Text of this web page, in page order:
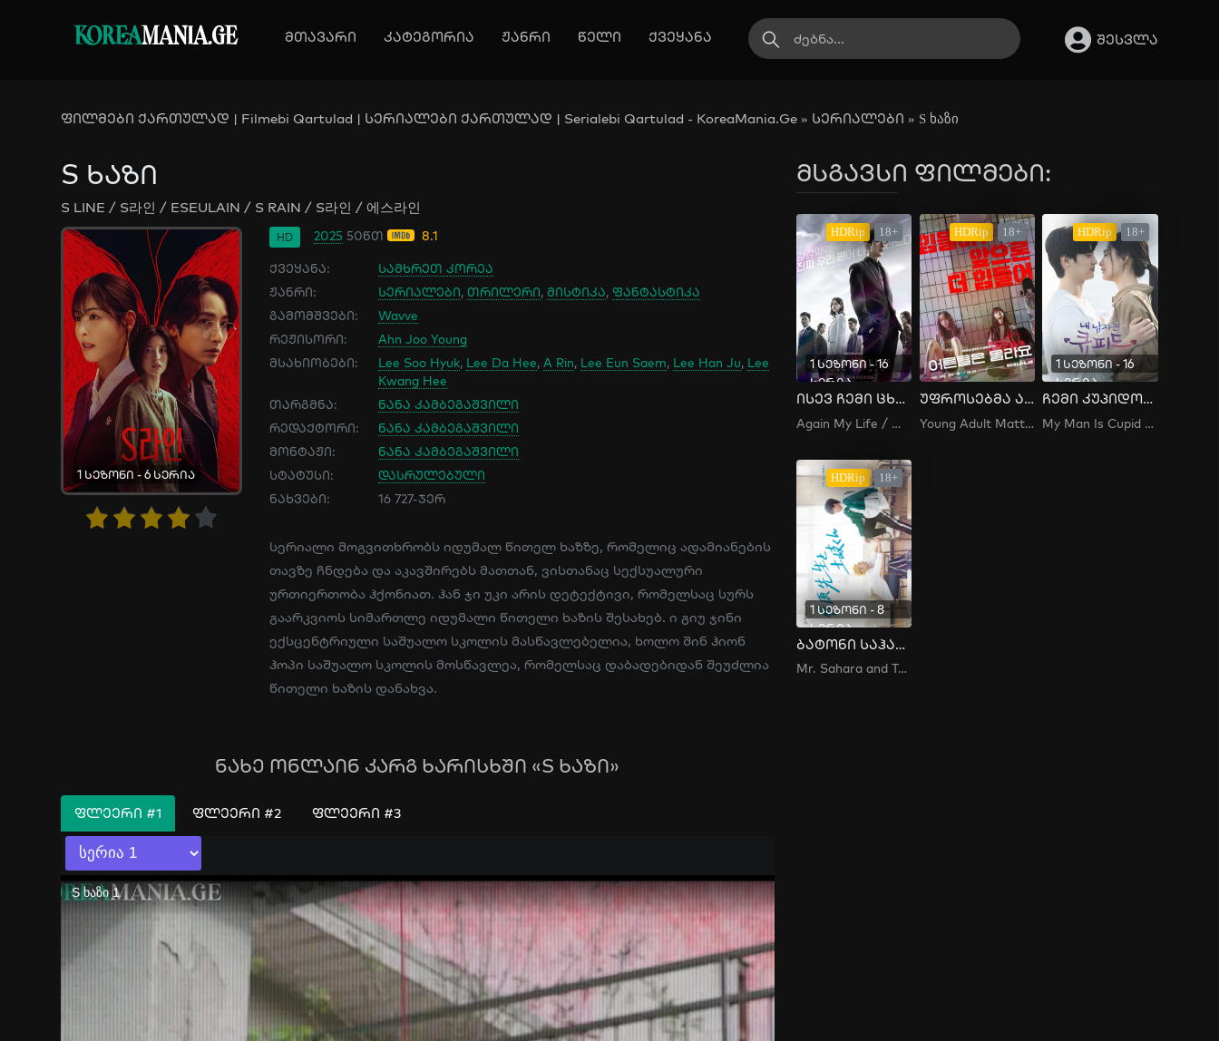
KOREAMANIA.GE მთავარი კატეგორია ჟანრი წელი ქვეყანა შესვლა
ფილმები ქართულად | Filmebi Qartulad | სერიალები ქართულად | Serialebi Qartulad - KoreaMania.Ge » სერიალები » S ხაზი
S ხაზი
S LINE / S라인 / ESEULAIN / S RAIN / S라인 / 에스라인
1 სეზონი - 6 სერია
2025 50წთ
HD 8.1
ქვეყანა:
სამხრეთ კორეა
ჟანრი:
სერიალები, თრილერი, მისტიკა, ფანტასტიკა
გამომშვები:
Wavve
რეჟისორი:
Ahn Joo Young
მსახიობები:
Lee Soo Hyuk, Lee Da Hee, A Rin, Lee Eun Saem, Lee Han Ju, Lee
Kwang Hee
თარგმნა:
ნანა კამბეგაშვილი
რედაქტორი:
ნანა კამბეგაშვილი
მონტაჟი:
ნანა კამბეგაშვილი
სტატუსი:
დასრულებული
ნახვები:
16 727-ჯერ
სერიალი მოგვითხრობს იდუმალ წითელ ხაზზე, რომელიც ადამიანების
თავზე ჩნდება და აკავშირებს მათთან, ვისთანაც სექსუალური
ურთიერთობა ჰქონიათ. ჰან ჯი უკი არის დეტექტივი, რომელსაც სურს
გაარკვიოს სიმართლე იდუმალი წითელი ხაზის შესახებ. ი გიუ ჯინი
ექსცენტრიული საშუალო სკოლის მასწავლებელია, ხოლო შინ ჰიონ
ჰოპი საშუალო სკოლის მოსწავლეა, რომელსაც დაბადებიდან შეუძლია
წითელი ხაზის დანახვა.
ნახე ონლაინ კარგ ხარისხში «S ხაზი»
ᲤᲚᲔᲔᲠᲘ #1 ᲤᲚᲔᲔᲠᲘ #2 ᲤᲚᲔᲔᲠᲘ #3
მსგავსი ფილმები:
HDRip 18+
1 სეზონი - 16
სერია
ისევ ჩემი ცხოვრება
Again My Life / 어게인 마이 라이프
HDRip 18+
უფროსებმა არ იციან
Young Adult Matters / 어른들은 몰라요
HDRip 18+
1 სეზონი - 16
სერია
ჩემი კუპიდონი
My Man Is Cupid / 내 남자는 큐피드 / My Boyfriend Is Cupid / Nae Namjaneun Kyupideu
HDRip 18+
1 სეზონი - 8
სერია
ბატონი საჰარა და ტოკი კუნი
Mr. Sahara and Toki-kun / 佐原先生と土岐くん